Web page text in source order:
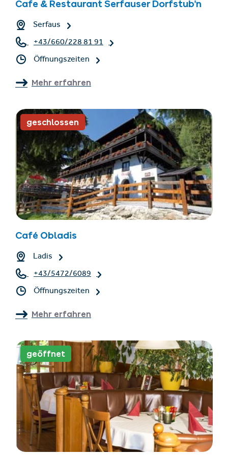
Cafe & Restaurant Serfauser Dorfstub'n
Serfaus
+43/660/228 81 91
Öffnungszeiten
Mehr erfahren
geschlossen
Café Obladis
Ladis
+43/5472/6089
Öffnungszeiten
Mehr erfahren
geöffnet